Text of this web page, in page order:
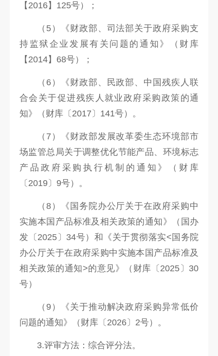
【2016】125号）；
（5）《财政部、司法部关于政府采购支
持监狱企业发展有关问题的通知》（财库
【2014】68号）；
（6）《财政部、民政部、中国残疾人联
合会关于促进残疾人就业政府采购政策的通
知》（财库〔2017〕141号）。
（7）《财政部发展改革委生态环境部市
场监管总局关于调整优化节能产品、环境标志
产品政府采购执行机制的通知》（财库
〔2019〕9号）。
（8）《国务院办公厅关于在政府采购中
实施本国产品标准及相关政策的通知》（国办
发〔2025〕34号）和《关于贯彻落实<国务院
办公厅关于在政府采购中实施本国产品标准及
相关政策的通知>的意见》（财库〔2025〕30
号）
（9）《关于推动解决政府采购异常低价
问题的通知》（财库〔2026〕2号）。
3.评审方法：综合评分法。